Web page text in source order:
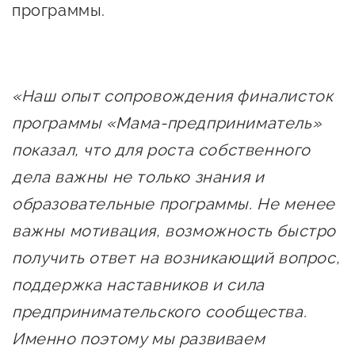
программы.
«Наш опыт сопровождения финалисток
программы «Мама-предприниматель»
показал, что для роста собственного
дела важны не только знания и
образовательные программы. Не менее
важны мотивация, возможность быстро
получить ответ на возникающий вопрос,
поддержка наставников и сила
предпринимательского сообщества.
Именно поэтому мы развиваем